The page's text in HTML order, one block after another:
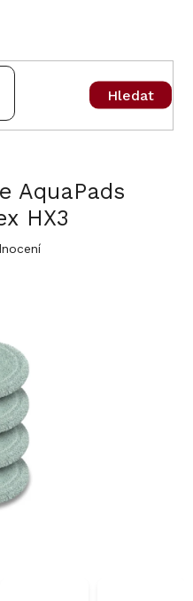
Hledat
AquaPads
HX3